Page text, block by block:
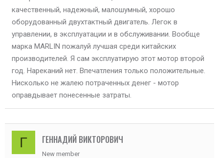
качественный, надежный, малошумный, хорошо
оборудованный двухтактный двигатель. Легок в
управлении, в эксплуатации и в обслуживании. Вообще
марка MARLIN пожалуй лучшая среди китайских
производителей. Я сам эксплуатирую этот мотор второй
год. Нареканий нет. Впечатления только положительные.
Нисколько не жалею потраченных денег - мотор
оправдывает понесенные затраты.
Г ГЕННАДИЙ ВИКТОРОВИЧ
New member